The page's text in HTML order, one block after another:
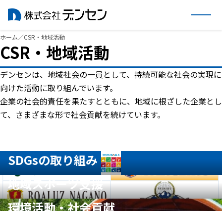
内
容
を
ス
キ
ッ
プ
ホーム／CSR・地域活動
CSR・地域活動
デンセンは、地域社会の一員として、持続可能な社会の実現に
向けた活動に取り組んでいます。
企業の社会的責任を果たすとともに、地域に根ざした企業とし
て、さまざまな形で社会貢献を続けています。
SDGsの取り組み
地域スポーツ支援
環境活動・社会貢献